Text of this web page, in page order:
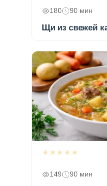
180 90 мин
Щи из свежей
★★★★★
149 90 мин